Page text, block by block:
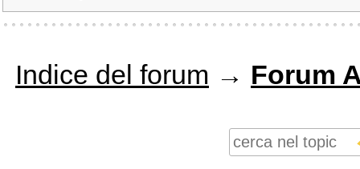
Indice del forum → Forum